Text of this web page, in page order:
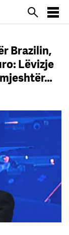
Brazilin,
Lëvizje